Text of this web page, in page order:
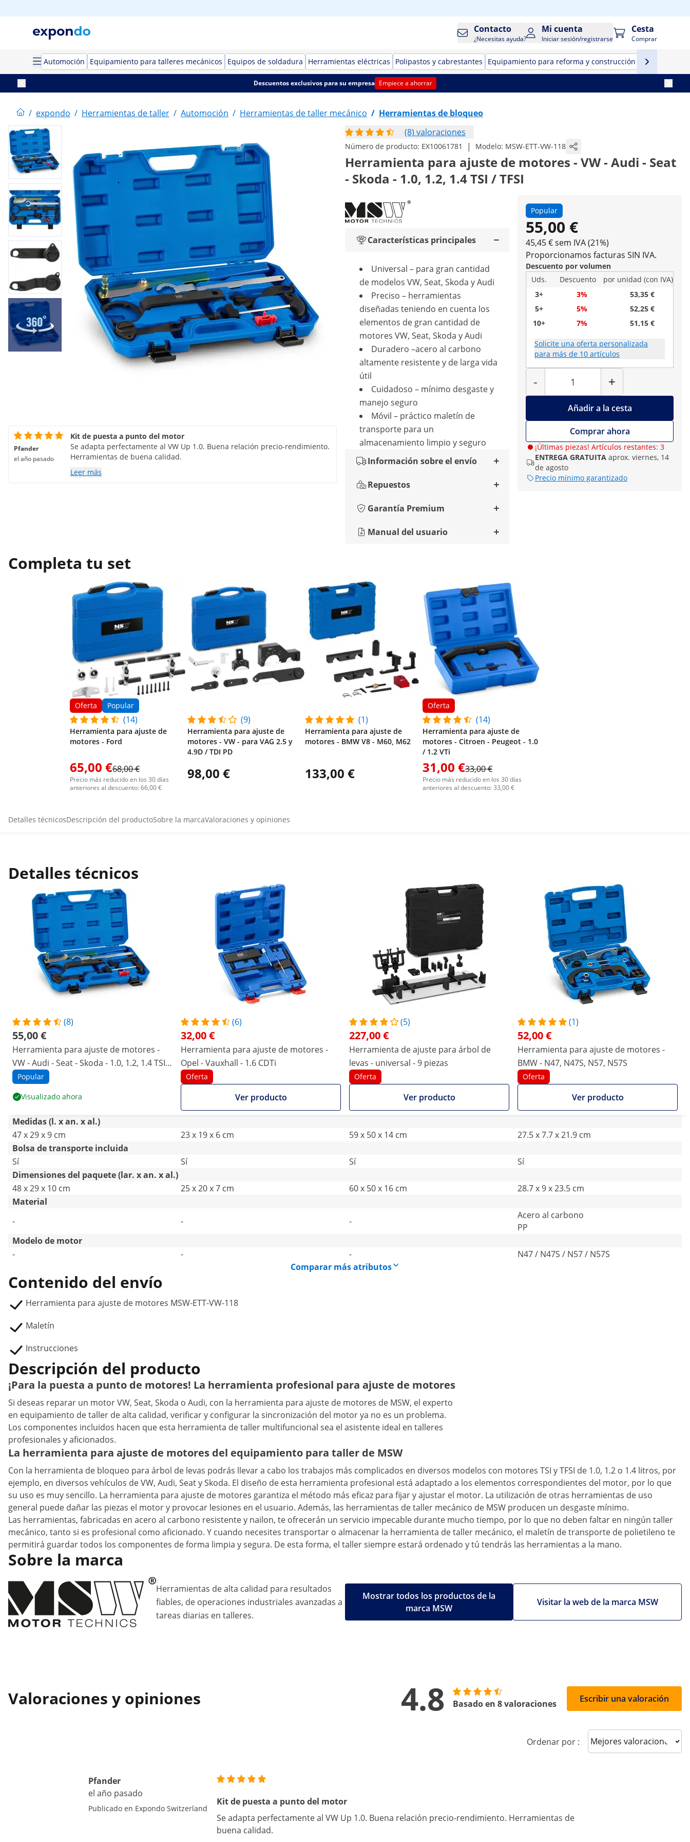
Contacto
¿Necesitas ayuda?
Mi cuenta
Iniciar sesión/registrarse
Cesta
Comprar
Automoción Equipamiento para talleres mecánicos Equipos de soldadura Herramientas eléctricas Polipastos y cabrestantes Equipamiento para reforma y construcción
Descuentos exclusivos para su empresa Empiece a ahorrar
/ expondo / Herramientas de taller / Automoción / Herramientas de taller mecánico / Herramientas de bloqueo
(8) valoraciones
Número de producto: EX10061781 | Modelo: MSW-ETT-VW-118
Herramienta para ajuste de motores - VW - Audi - Seat
- Skoda - 1.0, 1.2, 1.4 TSI / TFSI
Popular
55,00 €
45,45 € sem IVA (21%)
Proporcionamos facturas SIN IVA.
Descuento por volumen
Uds.
Descuento
por unidad (con IVA)
3+
3%
53,35 €
5+
5%
52,25 €
10+
7% 51,15 €
Solicite una oferta personalizada
para más de 10 artículos
-
Cantidad
+
Añadir a la cesta
Comprar ahora
¡Últimas piezas! Artículos restantes: 3
ENTREGA GRATUITA aprox. viernes, 14
de agosto
Precio mínimo garantizado
Características principales
Universal – para gran cantidad
de modelos VW, Seat, Skoda y Audi
Preciso – herramientas
diseñadas teniendo en cuenta los
elementos de gran cantidad de
motores VW, Seat, Skoda y Audi
Duradero –acero al carbono
altamente resistente y de larga vida
útil
Cuidadoso – mínimo desgaste y
manejo seguro
Móvil – práctico maletín de
transporte para un
almacenamiento limpio y seguro
Información sobre el envío
Repuestos
Garantía Premium
Manual del usuario
Pfander
el año pasado
Kit de puesta a punto del motor
Se adapta perfectamente al VW Up 1.0. Buena relación precio-rendimiento.
Herramientas de buena calidad.
Leer más
Completa tu set
Oferta Popular
(14)
Herramienta para ajuste de
motores - Ford
65,00 €68,00 €
Precio más reducido en los 30 días
anteriores al descuento: 66,00 €
(9)
Herramienta para ajuste de
motores - VW - para VAG 2.5 y
4.9D / TDI PD
98,00 €
(1)
Herramienta para ajuste de
motores - BMW V8 - M60, M62
133,00 €
Oferta
(14)
Herramienta para ajuste de
motores - Citroen - Peugeot - 1.0
/ 1.2 VTi
31,00 €33,00 €
Precio más reducido en los 30 días
anteriores al descuento: 33,00 €
Detalles técnicosDescripción del productoSobre la marcaValoraciones y opiniones
Detalles técnicos
(8)
55,00 €
Herramienta para ajuste de motores -
VW - Audi - Seat - Skoda - 1.0, 1.2, 1.4 TSI /
TFSI
Popular
Visualizado ahora
(6)
32,00 €
Herramienta para ajuste de motores -
Opel - Vauxhall - 1.6 CDTi
Oferta
Ver producto
(5)
227,00 €
Herramienta de ajuste para árbol de
levas - universal - 9 piezas
Oferta
Ver producto
(1)
52,00 €
Herramienta para ajuste de motores -
BMW - N47, N47S, N57, N57S
Oferta
Ver producto
Medidas (l. x an. x al.)
47 x 29 x 9 cm
23 x 19 x 6 cm 59 x 50 x 14 cm
27.5 x 7.7 x 21.9 cm
Bolsa de transporte incluida
Sí
Sí Sí
Sí
Dimensiones del paquete (lar. x an. x al.)
48 x 29 x 10 cm
25 x 20 x 7 cm 60 x 50 x 16 cm
28.7 x 9 x 23.5 cm
Material
-
- -
Acero al carbono
PP
Modelo de motor
-
- -
N47 / N47S / N57 / N57S
Comparar más atributos
Contenido del envío
Herramienta para ajuste de motores MSW-ETT-VW-118
Maletín
Instrucciones
Descripción del producto
¡Para la puesta a punto de motores! La herramienta profesional para ajuste de motores
Si deseas reparar un motor VW, Seat, Skoda o Audi, con la herramienta para ajuste de motores de MSW, el experto
en equipamiento de taller de alta calidad, verificar y configurar la sincronización del motor ya no es un problema.
Los componentes incluidos hacen que esta herramienta de taller multifuncional sea el asistente ideal en talleres
profesionales y aficionados.
La herramienta para ajuste de motores del equipamiento para taller de MSW
Con la herramienta de bloqueo para árbol de levas podrás llevar a cabo los trabajos más complicados en diversos modelos con motores TSI y TFSI de 1.0, 1.2 o 1.4 litros, por
ejemplo, en diversos vehículos de VW, Audi, Seat y Skoda. El diseño de esta herramienta profesional está adaptado a los elementos correspondientes del motor, por lo que
su uso es muy sencillo. La herramienta para ajuste de motores garantiza el método más eficaz para fijar y ajustar el motor. La utilización de otras herramientas de uso
general puede dañar las piezas el motor y provocar lesiones en el usuario. Además, las herramientas de taller mecánico de MSW producen un desgaste mínimo.
Las herramientas, fabricadas en acero al carbono resistente y nailon, te ofrecerán un servicio impecable durante mucho tiempo, por lo que no deben faltar en ningún taller
mecánico, tanto si es profesional como aficionado. Y cuando necesites transportar o almacenar la herramienta de taller mecánico, el maletín de transporte de polietileno te
permitirá guardar todos los componentes de forma limpia y segura. De esta forma, el taller siempre estará ordenado y tú tendrás las herramientas a la mano.
Sobre la marca
Herramientas de alta calidad para resultados
fiables, de operaciones industriales avanzadas a
tareas diarias en talleres.
Visitar la web de la marca MSW
Mostrar todos los productos de la
marca MSW
Valoraciones y opiniones 4.8 Basado en 8 valoraciones Escribir una valoración
Ordenar por : Sort reviews
Pfander
el año pasado
Publicado en Expondo Switzerland
Kit de puesta a punto del motor
Se adapta perfectamente al VW Up 1.0. Buena relación precio-rendimiento. Herramientas de
buena calidad.